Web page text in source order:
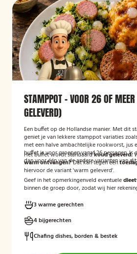
STAMPPOT - VOOR 26 OF
GELEVERD)
Een buffet op de Hollandse manier. Met dit
geniet je van lekkere stamppot variaties
met een halve ambachtelijke rookworst, jus
buffet is voor groepen vanaf 26 personen. Is
dan voor één van de andere varianten van
Het buffet wordt standaardkoud geleverd.
warm ontvangen?Dat kan tegen een
hiervoor de variant 'warm geleverd'.
Geef in het opmerkingenveld eventuele
binnen de groep door, zodat wij hier
3 warme gerechten
4 bijgerechten
Chafing dishes, borden & bestek